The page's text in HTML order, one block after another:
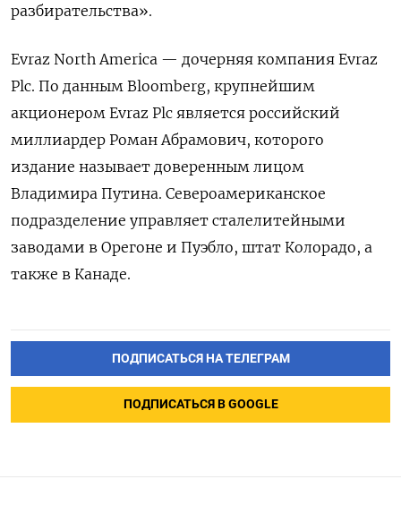
разбирательства».
Evraz North America — дочерняя компания Evraz
Plc. По данным Bloomberg, крупнейшим
акционером Evraz Plc является российский
миллиардер Роман Абрамович, которого
издание называет доверенным лицом
Владимира Путина. Североамериканское
подразделение управляет сталелитейными
заводами в Орегоне и Пуэбло, штат Колорадо, а
также в Канаде.
ПОДПИСАТЬСЯ НА ТЕЛЕГРАМ
ПОДПИСАТЬСЯ В GOOGLE